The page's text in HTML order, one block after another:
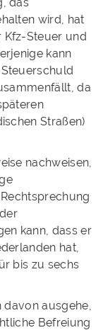
wird, hat
Kfz-Steuer und
kann
da
Straßen)
nachweisen,
kann, dass er
hat,
bis zu sechs
ausgehe,
Befreiung